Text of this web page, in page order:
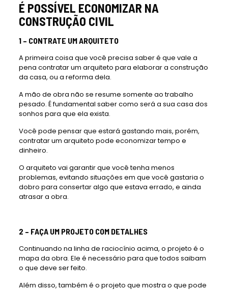
É POSSÍVEL ECONOMIZAR NA
CONSTRUÇÃO CIVIL
1 – CONTRATE UM ARQUITETO
A primeira coisa que você precisa saber é que vale a
pena contratar um arquiteto para elaborar a construção
da casa, ou a reforma dela.
A mão de obra não se resume somente ao trabalho
pesado. É fundamental saber como será a sua casa dos
sonhos para que ela exista.
Você pode pensar que estará gastando mais, porém,
contratar um arquiteto pode economizar tempo e
dinheiro.
O arquiteto vai garantir que você tenha menos
problemas, evitando situações em que você gastaria o
dobro para consertar algo que estava errado, e ainda
atrasar a obra.
2 – FAÇA UM PROJETO COM DETALHES
Continuando na linha de raciocínio acima, o projeto é o
mapa da obra. Ele é necessário para que todos saibam
o que deve ser feito.
Além disso, também é o projeto que mostra o que pode